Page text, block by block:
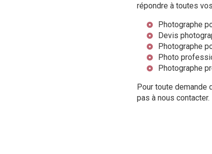
répondre à toutes
Photographe
Devis
Photographe
Photo
Photographe
Pour toute demande
pas à nous contacter.